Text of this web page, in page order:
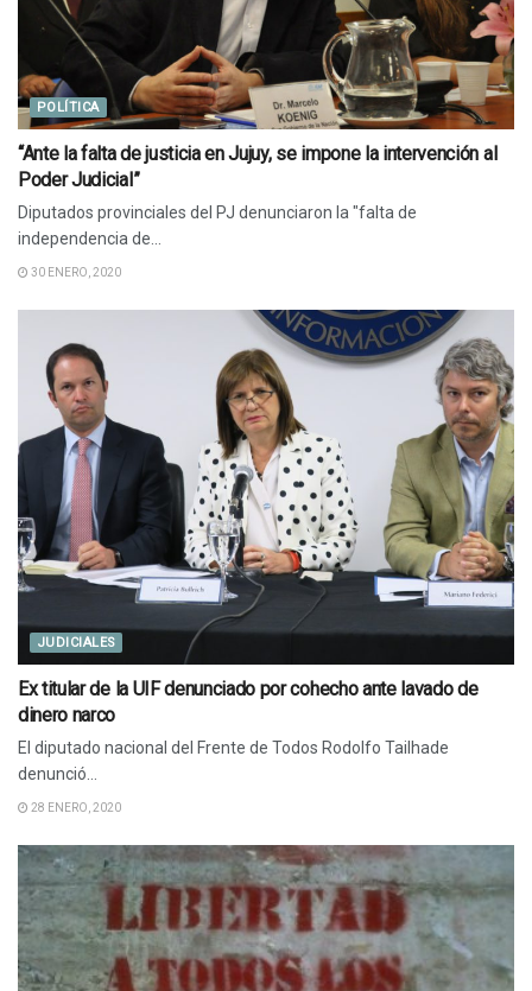
POLÍTICA
“Ante la falta de justicia en Jujuy, se impone la intervención al
Poder Judicial”
Diputados provinciales del PJ denunciaron la "falta de
independencia de...
30 ENERO, 2020
JUDICIALES
Ex titular de la UIF denunciado por cohecho ante lavado de
dinero narco
El diputado nacional del Frente de Todos Rodolfo Tailhade
denunció...
28 ENERO, 2020